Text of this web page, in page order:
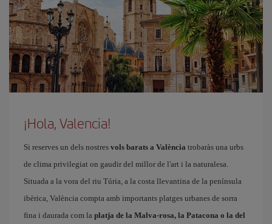
¡Hola, Valencia!
Si reserves un dels nostres vols barats a València trobaràs una urbs
de clima privilegiat on gaudir del millor de l'art i la naturalesa.
Situada a la vora del riu Túria, a la costa llevantina de la península
ibèrica, València compta amb importants platges urbanes de sorra
fina i daurada com la platja de la Malva-rosa, la Patacona o la del